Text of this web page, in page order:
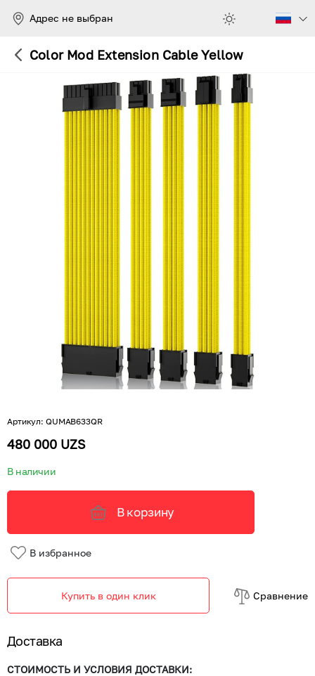
Адрес не выбран
Color Mod Extension Cable Yellow
Артикул: QUMAB633QR
480 000 UZS
В наличии
В корзину
В избранное
Купить в один клик Cравнение
Доставка
СТОИМОСТЬ И УСЛОВИЯ ДОСТАВКИ: